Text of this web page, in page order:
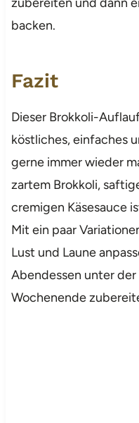
backen.
Fazit
Dieser Brokkoli-
köstliches, einfaches
gerne immer wieder
zartem Brokkoli,
cremigen Käsesauce
Mit ein paar
Lust und Laune
Abendessen unter
Wochenende